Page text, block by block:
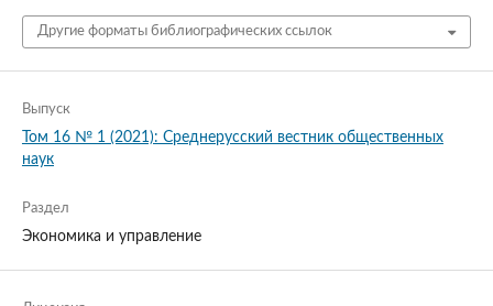
Другие форматы библиографических ссылок
Выпуск
Том 16 № 1 (2021): Среднерусский вестник общественных
наук
Раздел
Экономика и управление